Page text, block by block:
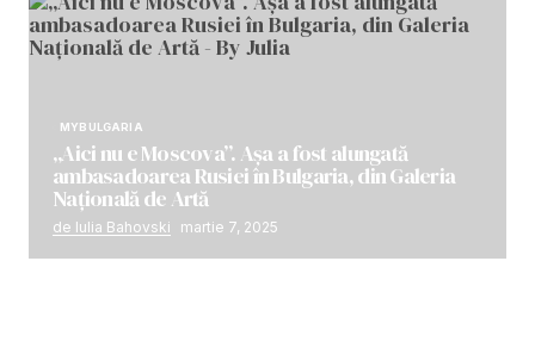
MYBULGARIA
„Aici nu e Moscova”. Așa a fost alungată
ambasadoarea Rusiei în Bulgaria, din Galeria
Națională de Artă
de Iulia Bahovski martie 7, 2025